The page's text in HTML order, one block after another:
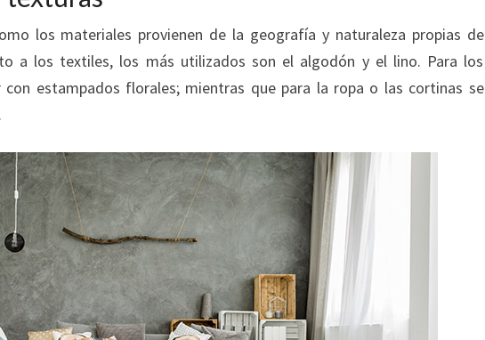
los materiales provienen de la geografía y naturaleza propias de
a los textiles, los más utilizados son el algodón y el lino. Para los
con estampados florales; mientras que para la ropa o las cortinas se